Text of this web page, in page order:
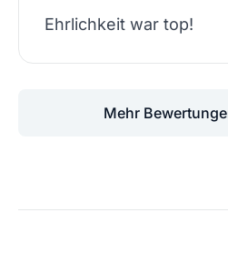
Ehrlichkeit war top!
Mehr